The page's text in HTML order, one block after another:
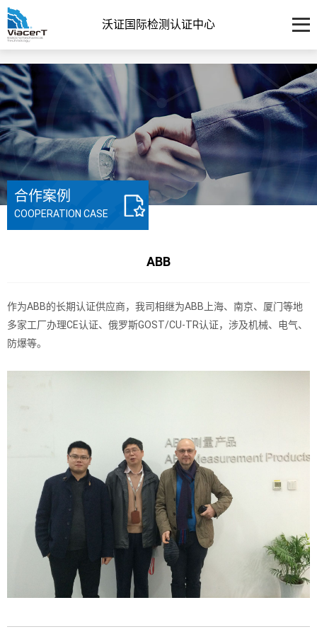
沃证国际检测认证中心
合作案例
COOPERATION CASE
ABB
作为ABB的长期认证供应商，我司相继为ABB上海、南京、厦门等地
多家工厂办理CE认证、俄罗斯GOST/CU-TR认证，涉及机械、电气、
防爆等。